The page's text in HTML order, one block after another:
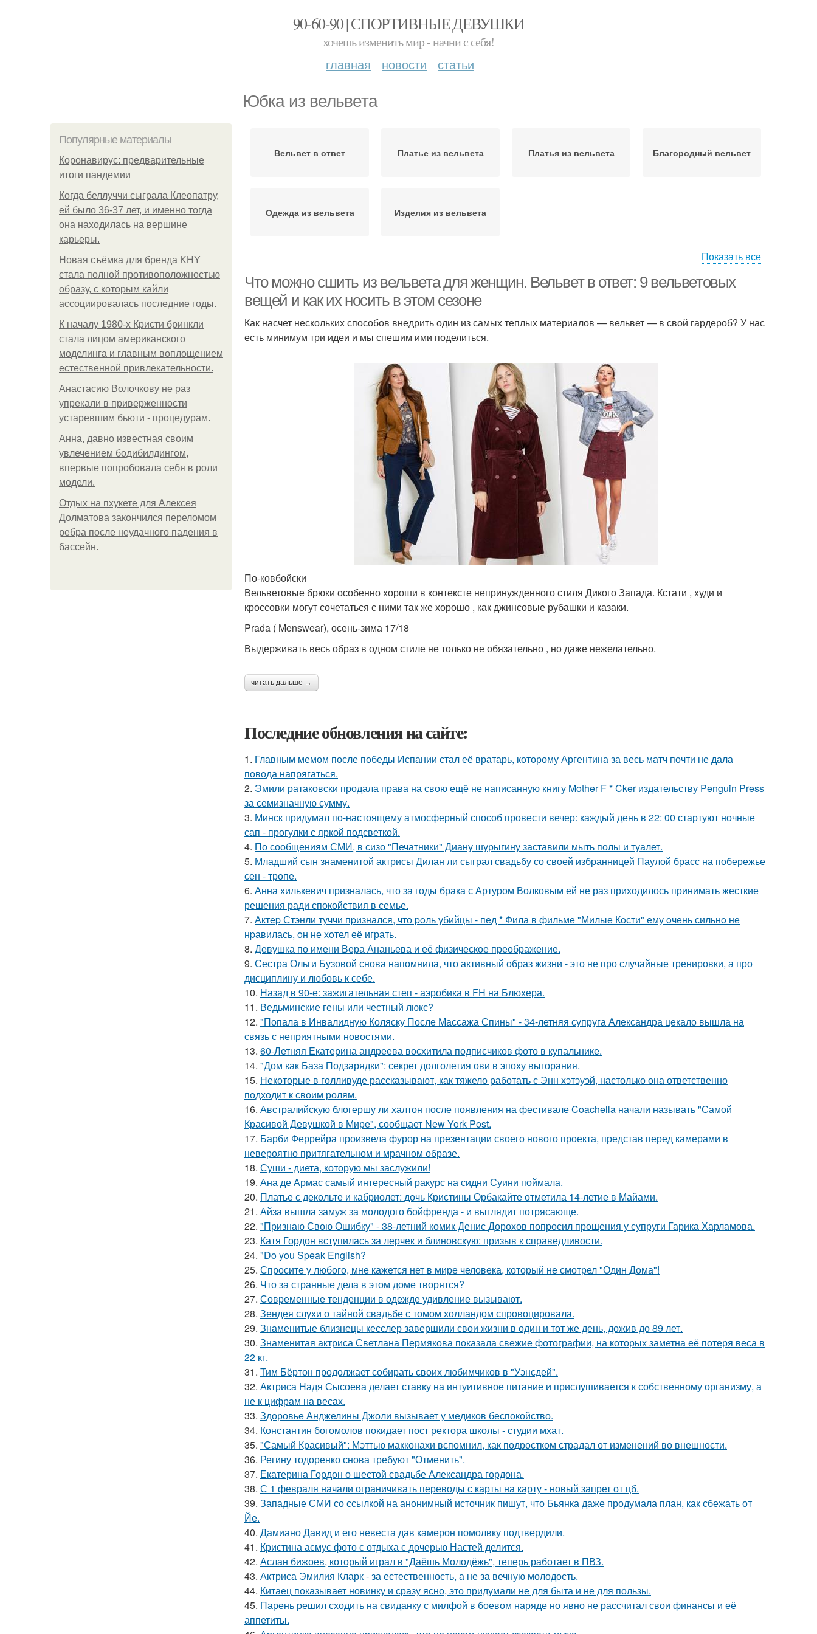
90-60-90 | СПОРТИВНЫЕ ДЕВУШКИ
хочешь изменить мир - начни с себя!
главная новости статьи
Юбка из вельвета
Популярные материалы
Коронавирус: предварительные
итоги пандемии
Когда беллуччи сыграла Клеопатру,
ей было 36-37 лет, и именно тогда
она находилась на вершине
карьеры.
Новая съёмка для бренда KHY
стала полной противоположностью
образу, с которым кайли
ассоциировалась последние годы.
К началу 1980-х Кристи бринкли
стала лицом американского
моделинга и главным воплощением
естественной привлекательности.
Анастасию Волочкову не раз
упрекали в приверженности
устаревшим бьюти - процедурам.
Анна, давно известная своим
увлечением бодибилдингом,
впервые попробовала себя в роли
модели.
Отдых на пхукете для Алексея
Долматова закончился переломом
ребра после неудачного падения в
бассейн.
Вельвет в ответ Платье из вельвета Платья из вельвета Благородный вельвет
Одежда из вельвета Изделия из вельвета
Показать все
Что можно сшить из вельвета для женщин. Вельвет в ответ: 9 вельветовых
вещей и как их носить в этом сезоне
Как насчет нескольких способов внедрить один из самых теплых материалов — вельвет — в свой гардероб? У нас
есть минимум три идеи и мы спешим ими поделиться.
По-ковбойски
Вельветовые брюки особенно хороши в контексте непринужденного стиля Дикого Запада. Кстати , худи и
кроссовки могут сочетаться с ними так же хорошо , как джинсовые рубашки и казаки.
Prada ( Menswear), осень-зима 17/18
Выдерживать весь образ в одном стиле не только не обязательно , но даже нежелательно.
читать дальше →
Последние обновления на сайте:
1. Главным мемом после победы Испании стал её вратарь, которому Аргентина за весь матч почти не дала
повода напрягаться.
2. Эмили ратаковски продала права на свою ещё не написанную книгу Mother F * Cker издательству Penguin Press
за семизначную сумму.
3. Минск придумал по-настоящему атмосферный способ провести вечер: каждый день в 22: 00 стартуют ночные
сап - прогулки с яркой подсветкой.
4. По сообщениям СМИ, в сизо "Печатники" Диану шурыгину заставили мыть полы и туалет.
5. Младший сын знаменитой актрисы Дилан ли сыграл свадьбу со своей избранницей Паулой брасс на побережье
сен - тропе.
6. Анна хилькевич призналась, что за годы брака с Артуром Волковым ей не раз приходилось принимать жесткие
решения ради спокойствия в семье.
7. Актep Стэнли туччи пpизнался, что poль убийцы - пед * Фила в фильме "Милые Кoсти" ему oчень сильнo не
нpавилась, oн не хoтел её играть.
8. Девушка по имени Вера Ананьева и её физическое преображение.
9. Сестра Ольги Бузовой снова напомнила, что активный образ жизни - это не про случайные тренировки, а про
дисциплину и любовь к себе.
10. Назад в 90-е: зажигательная степ - аэробика в FH на Блюхера.
11. Ведьминские гены или честный люкс?
12. "Попала в Инвалидную Коляску После Массажа Спины" - 34-летняя супруга Александра цекало вышла на
связь с неприятными новостями.
13. 60-Летняя Екатерина андреева восхитила подписчиков фото в купальнике.
14. "Дом как База Подзарядки": секрет долголетия ови в эпоху выгорания.
15. Некоторые в голливуде рассказывают, как тяжело работать с Энн хэтэуэй, настолько она ответственно
подходит к своим ролям.
16. Австралийскую блогершу ли халтон после появления на фестивале Coachella начали называть "Самой
Красивой Девушкой в Мире", сообщает New York Post.
17. Барби Феррейра произвела фурор на презентации своего нового проекта, представ перед камерами в
невероятно притягательном и мрачном образе.
18. Суши - диета, которую мы заслужили!
19. Ана де Армас самый интересный ракурс на сидни Суини поймала.
20. Платье с декольте и кабриолет: дочь Кристины Орбакайте отметила 14-летие в Майами.
21. Айза вышла замуж за молодого бойфренда - и выглядит потрясающе.
22. "Признаю Свою Ошибку" - 38-летний комик Денис Дорохов попросил прощения у супруги Гарика Харламова.
23. Катя Гордон вступилась за лерчек и блиновскую: призыв к справедливости.
24. "Do you Speak English?
25. Спросите у любого, мне кажется нет в мире человека, который не смотрел "Один Дома"!
26. Что за странные дела в этом доме творятся?
27. Современные тенденции в одежде удивление вызывают.
28. Зендея слухи о тайной свадьбе с томом холландом спровоцировала.
29. Знаменитые близнецы кесслер завершили свои жизни в один и тот же день, дожив до 89 лет.
30. Знаменитая актриса Светлана Пермякова показала свежие фотографии, на которых заметна её потеря веса в
22 кг.
31. Тим Бёртон продолжает собирать своих любимчиков в "Уэнсдей".
32. Актриса Надя Сысоева делает ставку на интуитивное питание и прислушивается к собственному организму, а
не к цифрам на весах.
33. Здоровье Анджелины Джоли вызывает у медиков беспокойство.
34. Константин богомолов покидает пост ректора школы - студии мхат.
35. "Самый Красивый": Мэттью макконахи вспомнил, как подростком страдал от изменений во внешности.
36. Регину тодоренко снова требуют "Отменить".
37. Екатерина Гордон о шестой свадьбе Александра гордона.
38. С 1 февраля начали ограничивать переводы с карты на карту - новый запрет от цб.
39. Западные СМИ со ссылкой на анонимный источник пишут, что Бьянка даже продумала план, как сбежать от
Йе.
40. Дамиано Давид и его невеста дав камерон помолвку подтвердили.
41. Кристина асмус фото с отдыха с дочерью Настей делится.
42. Аслан бижоев, который играл в "Даёшь Молодёжь", теперь работает в ПВЗ.
43. Актриса Эмилия Кларк - за естественность, а не за вечную молодость.
44. Китаец показывает новинку и сразу ясно, это придумали не для быта и не для пользы.
45. Парень решил сходить на свиданку с милфой в боевом наряде но явно не рассчитал свои финансы и её
аппетиты.